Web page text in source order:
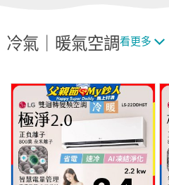
冷氣｜暖氣空調看更多